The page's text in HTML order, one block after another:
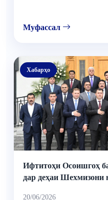
Муфассал
Хабарҳо
Ифтитоҳи Осоишгоҳ
дар деҳаи Шехмизони
20/06/2026